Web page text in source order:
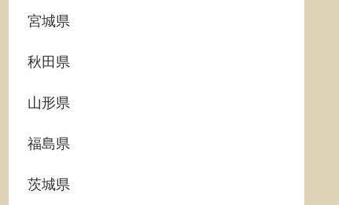
宮城県
秋田県
山形県
福島県
茨城県